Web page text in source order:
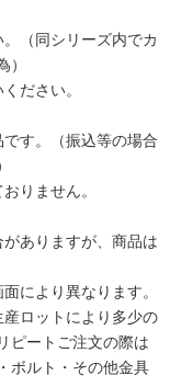
（同シリーズ内でカ
ださい。
す。（振込等の場合
りません。
ありますが、商品は
により異なります。
ロットにより多少の
ピートご注文の際は
ボルト・その他金具